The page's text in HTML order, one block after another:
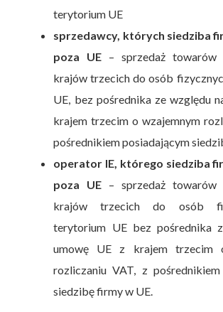
terytorium UE
sprzedawcy, których siedziba
poza UE – sprzedaż towarów
krajów trzecich do osób
UE, bez pośrednika ze względu
krajem trzecim o wzajemnym
pośrednikiem posiadającym
operator IE, którego siedziba
poza UE – sprzedaż towarów
krajów trzecich do osób
terytorium UE bez pośrednika
umowę UE z krajem trzecim
rozliczaniu VAT, z pośrednikiem
siedzibę firmy w UE.